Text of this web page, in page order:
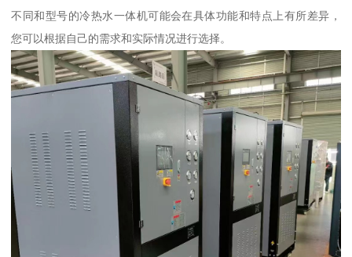
不同和型号的冷热水一体机可能会在具体功能和特点上有所差异，
您可以根据自己的需求和实际情况进行选择。